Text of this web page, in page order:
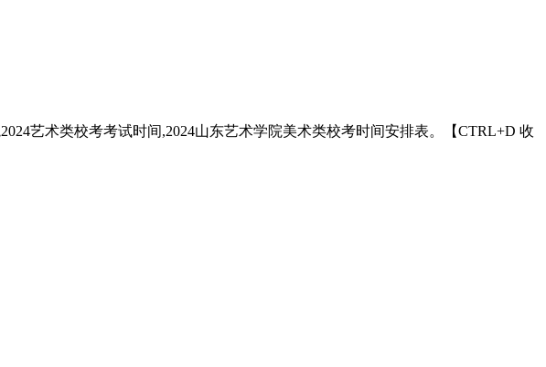
艺术类校考考试时间,2024山东艺术学院美术类校考时间安排表。【CTRL+D 收